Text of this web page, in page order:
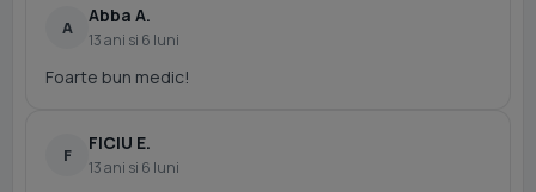
A
Abba A.
13 ani si 6 luni
Foarte bun medic!
F
FICIU E.
13 ani si 6 luni